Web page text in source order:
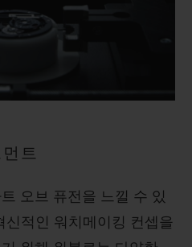
트
오브 퓨전을 느낄 수 있
신적인 워치메이킹 컨셉을